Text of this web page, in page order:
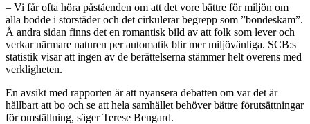
– Vi får ofta höra påståenden om att det vore bättre för miljön om
alla bodde i storstäder och det cirkulerar begrepp som ”bondeskam”.
Å andra sidan finns det en romantisk bild av att folk som lever och
verkar närmare naturen per automatik blir mer miljövänliga. SCB:s
statistik visar att ingen av de berättelserna stämmer helt överens med
verkligheten.
En avsikt med rapporten är att nyansera debatten om var det är
hållbart att bo och se att hela samhället behöver bättre förutsättningar
för omställning, säger Terese Bengard.